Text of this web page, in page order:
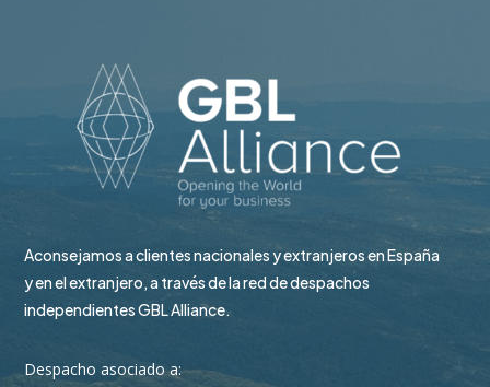
Aconsejamos a clientes nacionales y extranjeros en España
y en el extranjero, a través de la red de despachos
independientes GBL Alliance.
Despacho asociado a: